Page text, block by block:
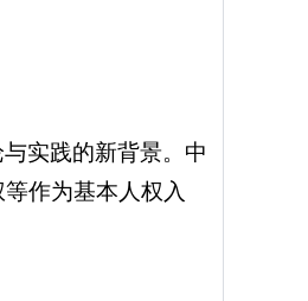
实践的新背景。中
作为基本人权入